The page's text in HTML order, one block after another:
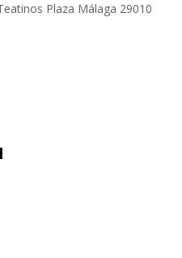
Plaza Málaga 29010